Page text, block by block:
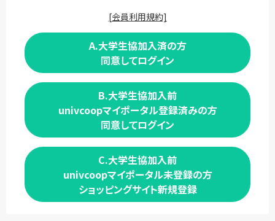
[会員利用規約]
A.大学生協加入済の方
同意してログイン
B.大学生協加入前
univcoopマイポータル登録済みの方
同意してログイン
C.大学生協加入前
univcoopマイポータル未登録の方
ショッピングサイト新規登録